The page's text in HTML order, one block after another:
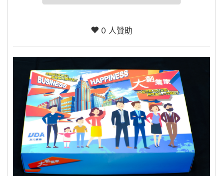
0 人贊助